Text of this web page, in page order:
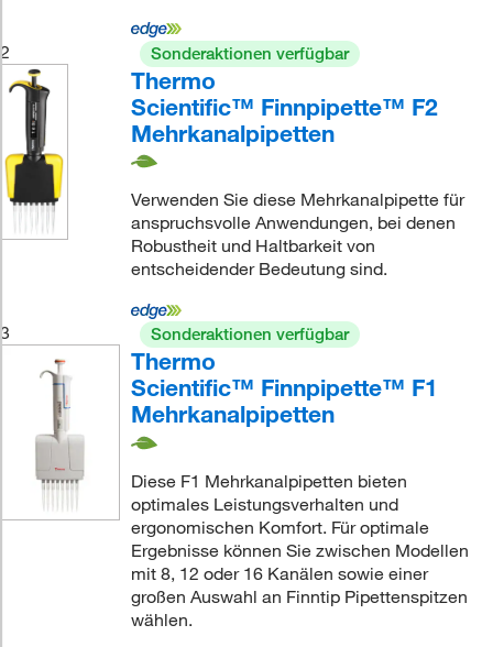
2 Sonderaktionen verfügbar
Thermo
Scientific™ Finnpipette™ F2
Mehrkanalpipetten
Verwenden Sie diese Mehrkanalpipette für
anspruchsvolle Anwendungen, bei denen
Robustheit und Haltbarkeit von
entscheidender Bedeutung sind.
3 Sonderaktionen verfügbar
Thermo
Scientific™ Finnpipette™ F1
Mehrkanalpipetten
Diese F1 Mehrkanalpipetten bieten
optimales Leistungsverhalten und
ergonomischen Komfort. Für optimale
Ergebnisse können Sie zwischen Modellen
mit 8, 12 oder 16 Kanälen sowie einer
großen Auswahl an Finntip Pipettenspitzen
wählen.